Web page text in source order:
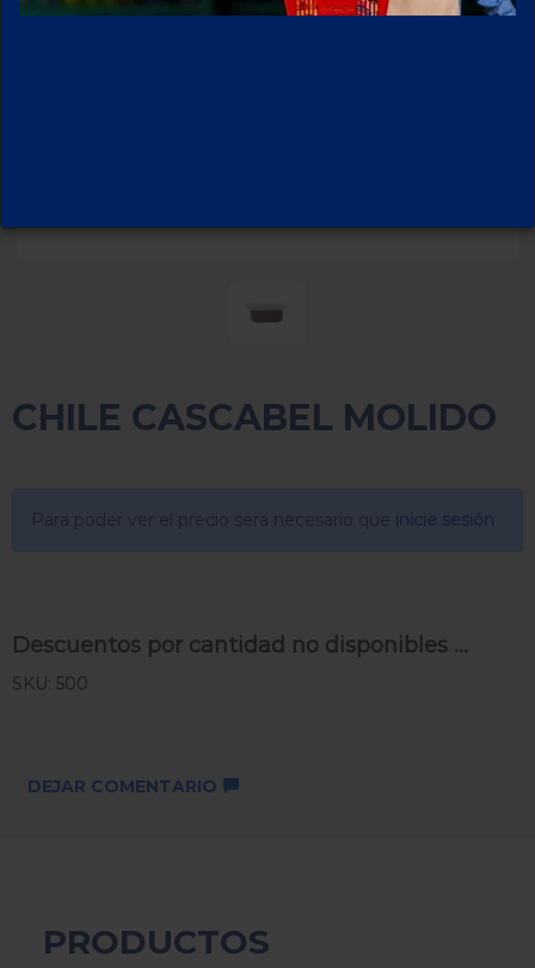
CHILE CASCABEL MOLIDO
Para poder ver el precio sera necesario que
Descuentos por cantidad no disponibles ...
SKU: 500
DEJAR COMENTARIO
PRODUCTOS